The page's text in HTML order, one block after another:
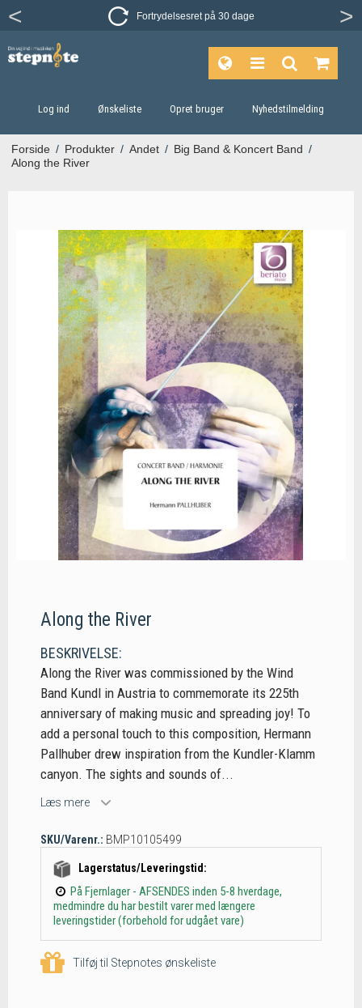
Fortrydelsesret på 30 dage
Log ind Ønskeliste Opret bruger Nyhedstilmelding
Forside / Produkter / Andet / Big Band & Koncert Band /
Along the River
Along the River
BESKRIVELSE:
Along the River was commissioned by the Wind
Band Kundl in Austria to commemorate its 225th
anniversary of making music and spreading joy! To
add a personal touch to this composition, Hermann
Pallhuber drew inspiration from the Kundler-Klamm
canyon. The sights and sounds of...
Læs mere
SKU/Varenr.: BMP10105499
Lagerstatus/Leveringstid:
På Fjernlager - AFSENDES inden 5-8 hverdage,
medmindre du har bestilt varer med længere
leveringstider (forbehold for udgået vare)
Tilføj til Stepnotes ønskeliste